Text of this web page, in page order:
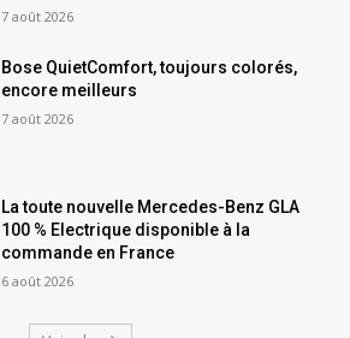
7 août 2026
Bose QuietComfort, toujours colorés,
encore meilleurs
7 août 2026
La toute nouvelle Mercedes-Benz GLA
100 % Electrique disponible à la
commande en France
6 août 2026